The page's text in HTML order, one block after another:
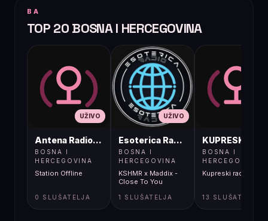
BA
TOP 20 BOSNA I HERCEGOVINA
UŽIVO
Antena Radio, Jelah Tešanj
BOSNA I
HERCEGOVINA
Station Offline
0 SLUŠATELJA
UŽIVO
Esoterica Radio S1
BOSNA I
HERCEGOVINA
KSHMR x Maddix -
Close To You
1 SLUŠATELJA
BOSNA I
HERCEGOVINA
Kupreski radio
13 SLUŠATELJA